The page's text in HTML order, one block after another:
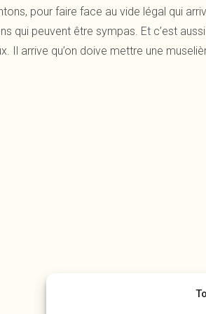
pour faire face au vide légal qui
qui peuvent être sympas. Et c’est
Il arrive qu’on doive mettre une